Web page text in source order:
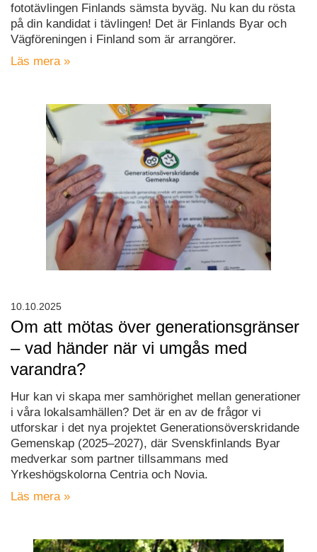
fototävlingen Finlands sämsta byväg. Nu kan du rösta
på din kandidat i tävlingen! Det är Finlands Byar och
Vägföreningen i Finland som är arrangörer.
Läs mera »
Om att mötas över generationsgränser
– vad händer när vi umgås med
varandra?
Hur kan vi skapa mer samhörighet mellan generationer
i våra lokalsamhällen? Det är en av de frågor vi
utforskar i det nya projektet Generationsöverskridande
Gemenskap (2025–2027), där Svenskfinlands Byar
medverkar som partner tillsammans med
Yrkeshögskolorna Centria och Novia.
Läs mera »
10.10.2025